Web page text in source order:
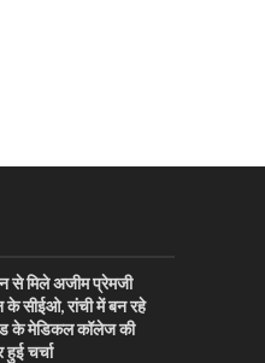
से मिले अजीम प्रेमजी
सीईओ, रांची में बन रहे
के मेडिकल कॉलेज की
हुई चर्चा